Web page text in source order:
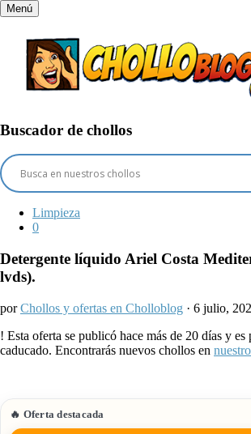
Menú
Buscador de chollos
Limpieza
0
Detergente líquido Ariel Costa
lvds).
porChollos y ofertas en Cholloblog · 6 julio,
! Esta oferta se publicó hace más de 20 días y es
caducado. Encontrarás nuevos chollos en
🔥 Oferta destacada